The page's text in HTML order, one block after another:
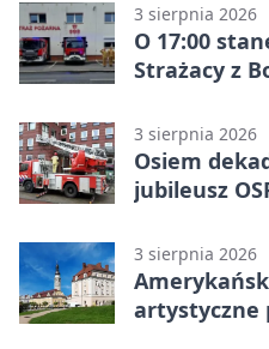
3 sierpnia 2026
O 17:00
Strażacy z
3 sierpnia 2026
Osiem
jubileusz
3 sierpnia 2026
artystyczne